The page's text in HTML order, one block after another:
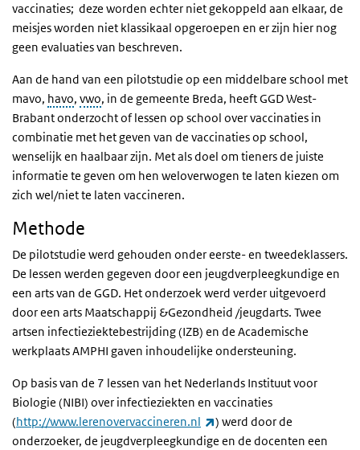
vaccinaties; deze worden echter niet gekoppeld aan elkaar, de
meisjes worden niet klassikaal opgeroepen en er zijn hier nog
geen evaluaties van beschreven.
Aan de hand van een pilotstudie op een middelbare school met
mavo, havo, vwo, in de gemeente Breda, heeft GGD West-
Brabant onderzocht of lessen op school over vaccinaties in
combinatie met het geven van de vaccinaties op school,
wenselijk en haalbaar zijn. Met als doel om tieners de juiste
informatie te geven om hen weloverwogen te laten kiezen om
zich wel/niet te laten vaccineren.
Methode
De pilotstudie werd gehouden onder eerste- en tweedeklassers.
De lessen werden gegeven door een jeugdverpleegkundige en
een arts van de GGD. Het onderzoek werd verder uitgevoerd
door een arts Maatschappij &Gezondheid /jeugdarts. Twee
artsen infectieziektebestrijding (IZB) en de Academische
werkplaats AMPHI gaven inhoudelijke ondersteuning.
Op basis van de 7 lessen van het Nederlands Instituut voor
Biologie (NIBI) over infectieziekten en vaccinaties
(http://www.lerenovervaccineren.nl (externe link)
) werd door de
onderzoeker, de jeugdverpleegkundige en de docenten een